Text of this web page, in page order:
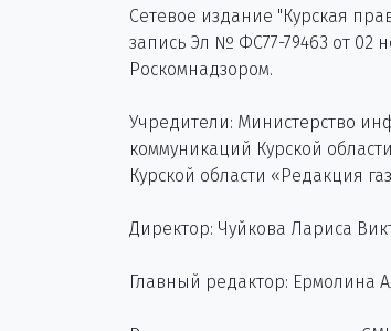
Сетевое издание "Курская
запись Эл № ФС77-79463 от 02
Роскомнадзором.
Учредители: Министерство
коммуникаций Курской
Курской области «Редакция
Директор: Чуйкова Лариса
Главный редактор: Ермолина